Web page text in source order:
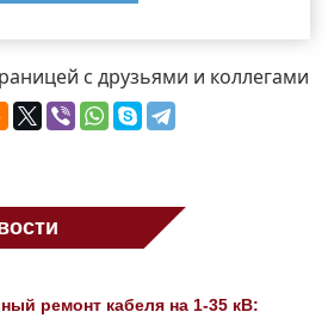
с друзьями и коллегами
ремонт кабеля на 1-35 кВ: